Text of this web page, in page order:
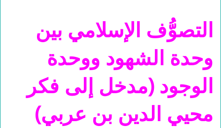
التصوُّف الإسلامي بين
وحدة الشهود ووحدة
الوجود (مدخل إلى فكر
محيي الدين بن عربي)